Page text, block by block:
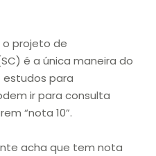
o projeto de
é a única maneira do
estudos para
ir para consulta
“nota 10”.
acha que tem nota